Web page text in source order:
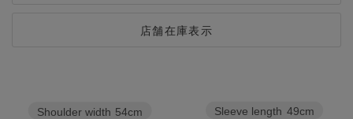
店舗在庫表示
Sleeve length 49cm
Shoulder width 54cm